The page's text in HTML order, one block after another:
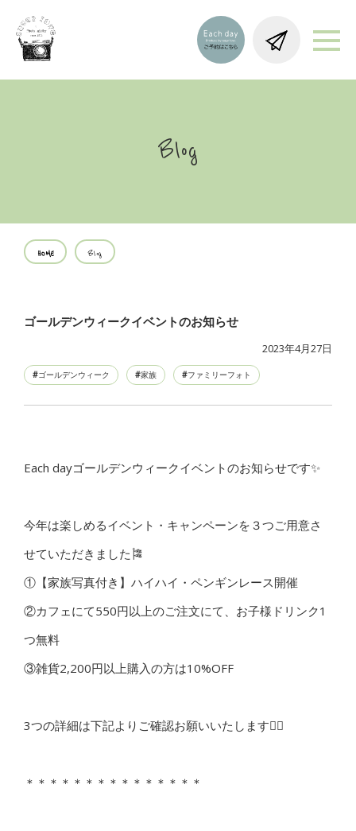
Blog
HOME Blog
ゴールデンウィークイベントのお知らせ
2023年4月27日
ゴールデンウィーク 家族 ファミリーフォト
Each dayゴールデンウィークイベントのお知らせです✨
今年は楽しめるイベント・キャンペーンを３つご用意さ
せていただきました🎏
①【家族写真付き】ハイハイ・ペンギンレース開催
②カフェにて550円以上のご注文にて、お子様ドリンク1
つ無料
③雑貨2,200円以上購入の方は10%OFF
3つの詳細は下記よりご確認お願いいたします🙇‍♂️
＊＊＊＊＊＊＊＊＊＊＊＊＊＊＊